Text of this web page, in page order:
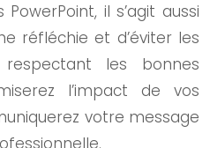
il s’agit aussi
réfléchie et d’éviter les
les bonnes
l’impact de vos
votre message